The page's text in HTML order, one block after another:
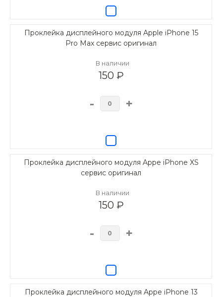
Проклейка дисплейного модуля Apple iPhone 15
Pro Max сервис оригинал
В наличии
150 ₽
- +
Проклейка дисплейного модуля Appe iPhone XS
сервис оригинал
В наличии
150 ₽
- +
Проклейка дисплейного модуля Appe iPhone 13